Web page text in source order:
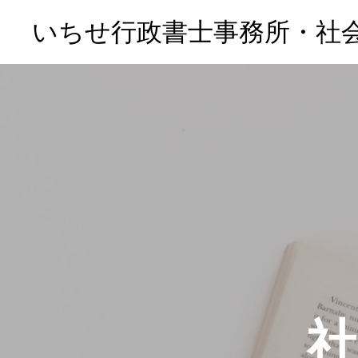
いちせ行政書士事務所・社